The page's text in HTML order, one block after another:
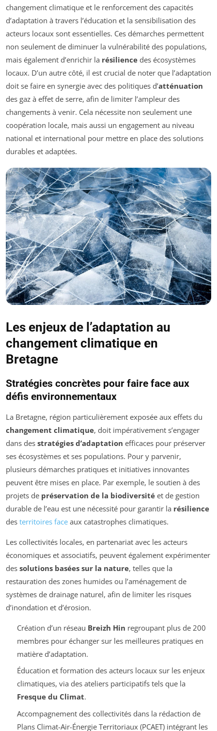
changement climatique et le renforcement des capacités
d’adaptation à travers l’éducation et la sensibilisation des
acteurs locaux sont essentielles. Ces démarches permettent
non seulement de diminuer la vulnérabilité des populations,
mais également d’enrichir la résilience des écosystèmes
locaux. D’un autre côté, il est crucial de noter que l’adaptation
doit se faire en synergie avec des politiques d’atténuation
des gaz à effet de serre, afin de limiter l’ampleur des
changements à venir. Cela nécessite non seulement une
coopération locale, mais aussi un engagement au niveau
national et international pour mettre en place des solutions
durables et adaptées.
Les enjeux de l’adaptation au
changement climatique en
Bretagne
Stratégies concrètes pour faire face aux
défis environnementaux
La Bretagne, région particulièrement exposée aux effets du
changement climatique, doit impérativement s’engager
dans des stratégies d’adaptation efficaces pour préserver
ses écosystèmes et ses populations. Pour y parvenir,
plusieurs démarches pratiques et initiatives innovantes
peuvent être mises en place. Par exemple, le soutien à des
projets de préservation de la biodiversité et de gestion
durable de l’eau est une nécessité pour garantir la résilience
des territoires face aux catastrophes climatiques.
Les collectivités locales, en partenariat avec les acteurs
économiques et associatifs, peuvent également expérimenter
des solutions basées sur la nature, telles que la
restauration des zones humides ou l’aménagement de
systèmes de drainage naturel, afin de limiter les risques
d’inondation et d’érosion.
Création d’un réseau Breizh Hin regroupant plus de 200
membres pour échanger sur les meilleures pratiques en
matière d’adaptation.
Éducation et formation des acteurs locaux sur les enjeux
climatiques, via des ateliers participatifs tels que la
Fresque du Climat.
Accompagnement des collectivités dans la rédaction de
Plans Climat-Air-Énergie Territoriaux (PCAET) intégrant les